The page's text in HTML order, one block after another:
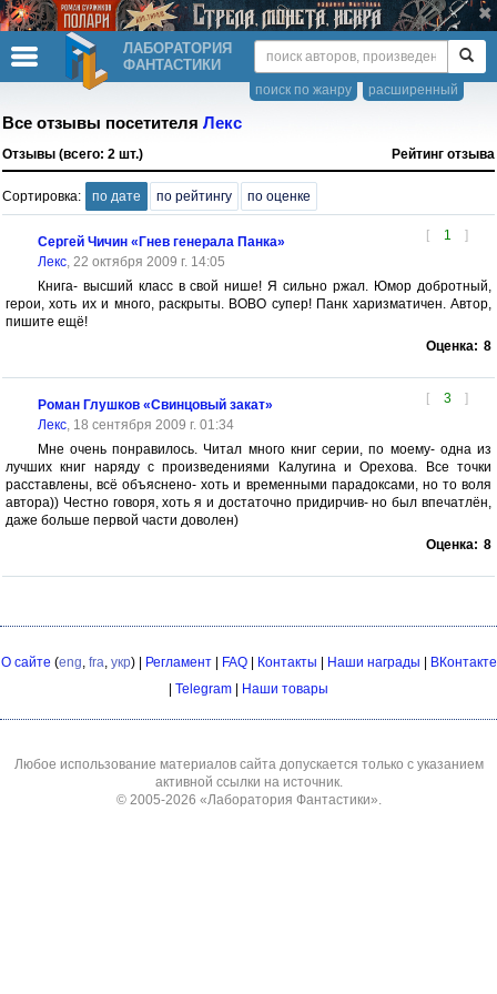
ЛАБОРАТОРИЯ
ФАНТАСТИКИ
расширенный
поиск по жанру
Все отзывы посетителя Лекс
Отзывы (всего: 2 шт.) Рейтинг отзыва
Сортировка: по дате по рейтингу по оценке
[ 1 ]
Сергей Чичин «Гнев генерала Панка»
Лекс, 22 октября 2009 г. 14:05
Книга- высший класс в свой нише! Я сильно ржал. Юмор добротный,
герои, хоть их и много, раскрыты. ВОВО супер! Панк харизматичен. Автор,
пишите ещё!
Оценка: 8
[ 3 ]
Роман Глушков «Свинцовый закат»
Лекс, 18 сентября 2009 г. 01:34
Мне очень понравилось. Читал много книг серии, по моему- одна из
лучших книг наряду с произведениями Калугина и Орехова. Все точки
расставлены, всё объяснено- хоть и временными парадоксами, но то воля
автора)) Честно говоря, хоть я и достаточно придирчив- но был впечатлён,
даже больше первой части доволен)
Оценка: 8
О сайте (eng, fra, укр) | Регламент| FAQ| Контакты Наши награды
ВКонтакте
Telegram Наши товары
Любое использование материалов сайта допускается только с указанием
активной ссылки на источник.
© 2005-2026 «Лаборатория Фантастики».